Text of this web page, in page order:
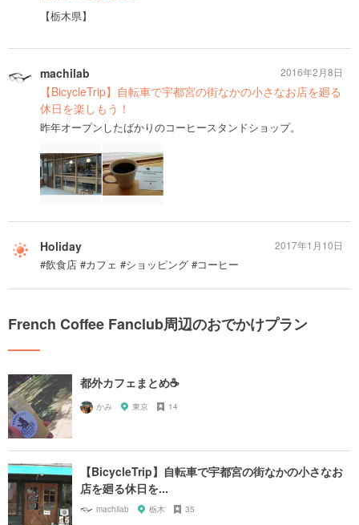
【栃木県】
machilab
【BicycleTrip】自転車で宇都宮の街なかの小さなお店を廻る
休日を楽しもう！
昨年オープンしたばかりのコーヒースタンドショップ。
2016年2月8日
Holiday
#飲食店 #カフェ #ショッピング #コーヒー
2017年1月10日
French Coffee Fanclub周辺のおでかけプラン
都外カフェまとめ☕️
かみ 東京 14
【BicycleTrip】自転車で宇都宮の街なかの小さなお
店を廻る休日を...
machilab 栃木 35